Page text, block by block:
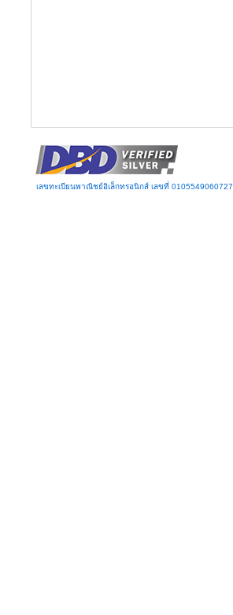
เลขทะเบียนพาณิชย์อิเล็กทรอนิกส์ เลขที่ 0105549060727